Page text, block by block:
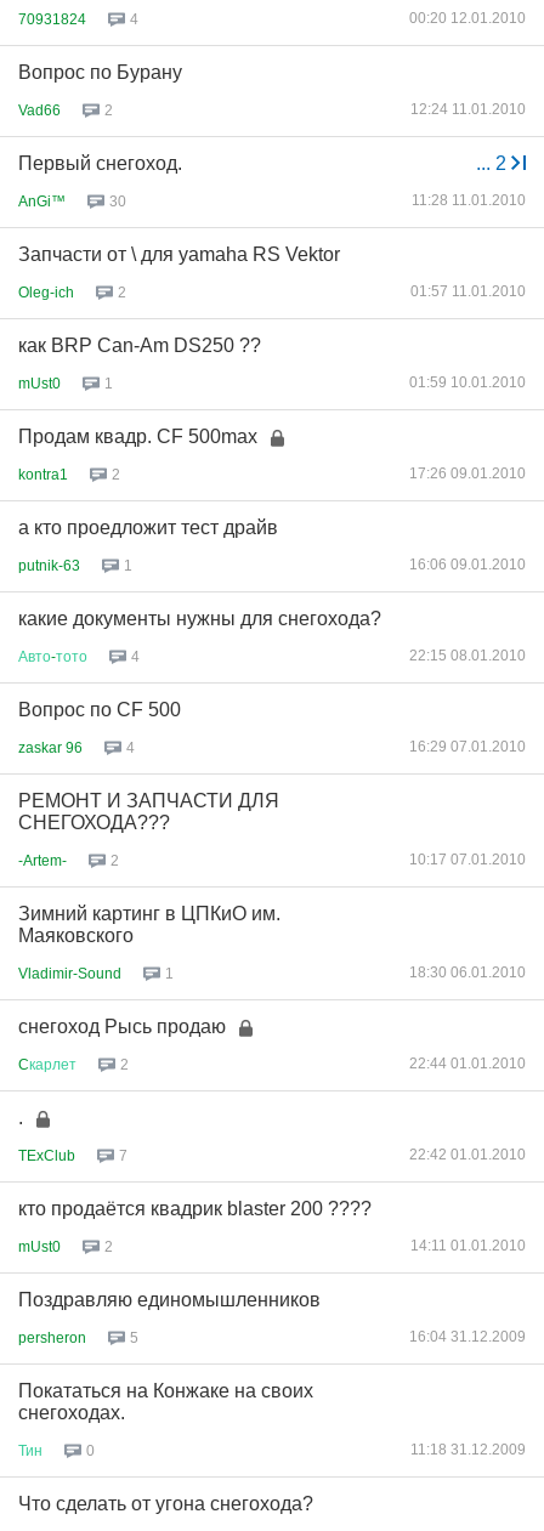
70931824 4 00:20 12.01.2010
Вопрос по Бурану
Vad66 2 12:24 11.01.2010
... 2
Первый снегоход.
AnGi™ 30 11:28 11.01.2010
Запчасти от \ для yamaha RS Vektor
Oleg-ich 2 01:57 11.01.2010
как BRP Can-Am DS250 ??
mUst0 1 01:59 10.01.2010
Продам квадр. CF 500max
kontra1 2 17:26 09.01.2010
а кто проедложит тест драйв
putnik-63 1 16:06 09.01.2010
какие документы нужны для снегохода?
Авто-тото 4 22:15 08.01.2010
Вопрос по CF 500
zaskar 96 4 16:29 07.01.2010
РЕМОНТ И ЗАПЧАСТИ ДЛЯ
СНЕГОХОДА???
-Artem- 2 10:17 07.01.2010
Зимний картинг в ЦПКиО им.
Маяковского
Vladimir-Sound 1 18:30 06.01.2010
снегоход Рысь продаю
Cкарлет 2 22:44 01.01.2010
.
TExClub 7 22:42 01.01.2010
кто продаётся квадрик blaster 200 ????
mUst0 2 14:11 01.01.2010
Поздравляю единомышленников
persheron 5 16:04 31.12.2009
Покататься на Конжаке на своих
снегоходах.
Тин 0 11:18 31.12.2009
Что сделать от угона снегохода?